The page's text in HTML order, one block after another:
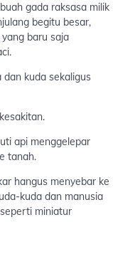
gada raksasa milik
begitu besar,
baru saja
dan kuda sekaligus
api menggelepar
tanah.
hangus menyebar ke
kuda dan manusia
miniatur